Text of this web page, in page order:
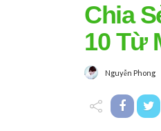
Chia
10 Từ
Nguyễn Phong